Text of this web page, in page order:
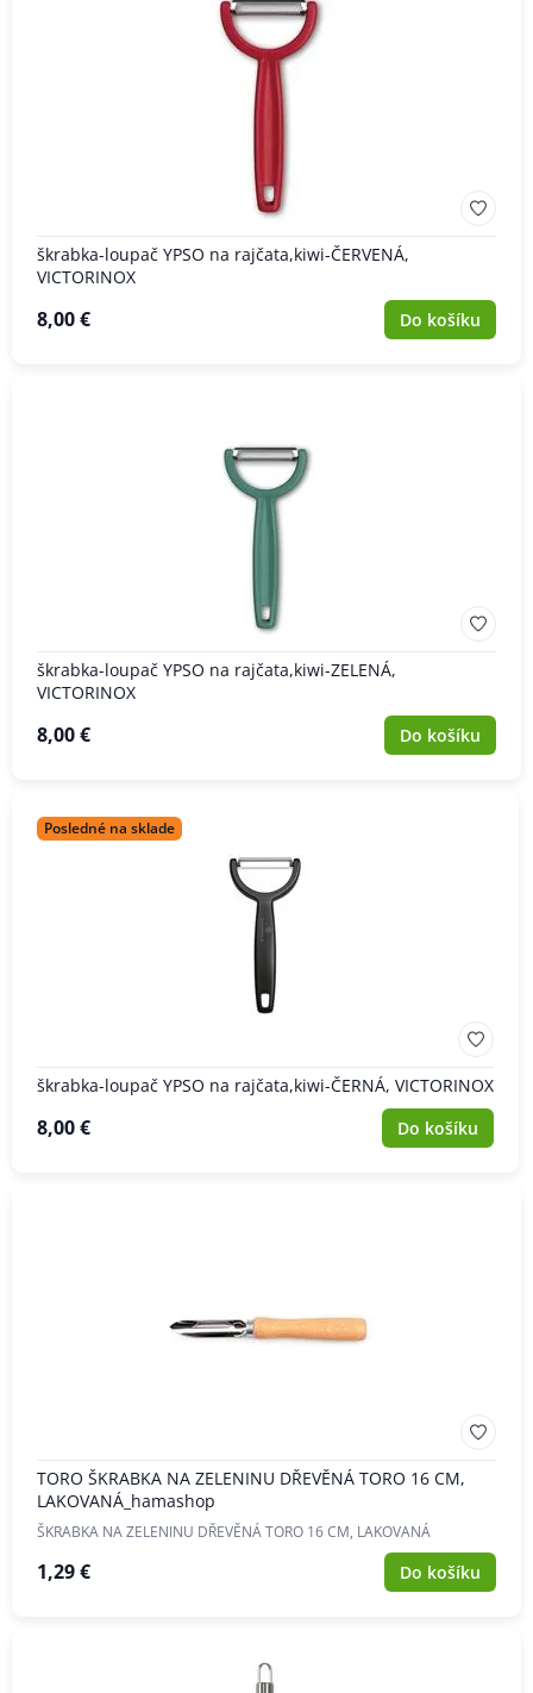
škrabka-loupač YPSO na rajčata,kiwi-ČERVENÁ,
VICTORINOX
8,00 € Do košíku
škrabka-loupač YPSO na rajčata,kiwi-ZELENÁ,
VICTORINOX
8,00 € Do košíku
Posledné na sklade
škrabka-loupač YPSO na rajčata,kiwi-ČERNÁ, VICTORINOX
8,00 € Do košíku
TORO ŠKRABKA NA ZELENINU DŘEVĚNÁ TORO 16 CM,
LAKOVANÁ_hamashop
ŠKRABKA NA ZELENINU DŘEVĚNÁ TORO 16 CM, LAKOVANÁ
1,29 € Do košíku